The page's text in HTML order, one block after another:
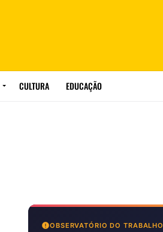
CULTURA EDUCAÇÃO
OBSERVATÓRIO DO TRABALHO